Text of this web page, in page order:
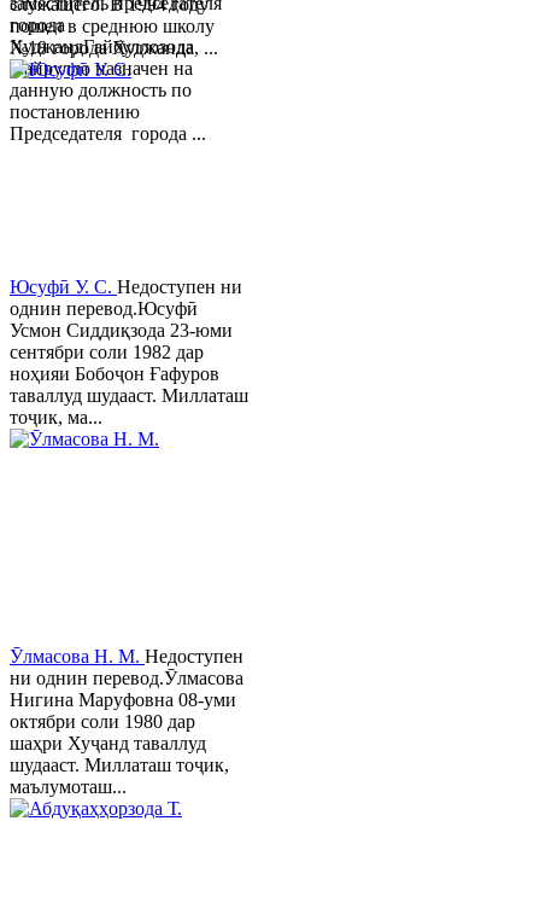
города
ХуджандГайбуллозода
Хайрулло назначен на
данную должность по
постановлению
Председателя города ...
служащего. В 1994 году
пошел в среднюю школу
№18 города Худжанда, ...
Юсуфӣ У. C. Недоступен ни
однин перевод.Юсуфӣ
Усмон Сиддиқзода 23-юми
сентябри соли 1982 дар
ноҳияи Бобоҷон Ғафуров
таваллуд шудааст. Миллаташ
тоҷик, ма...
Ӯлмасова Н. М. Недоступен
ни однин перевод.Ӯлмасова
Нигина Маруфовна 08-уми
октябри соли 1980 дар
шаҳри Хуҷанд таваллуд
шудааст. Миллаташ тоҷик,
маълумоташ...